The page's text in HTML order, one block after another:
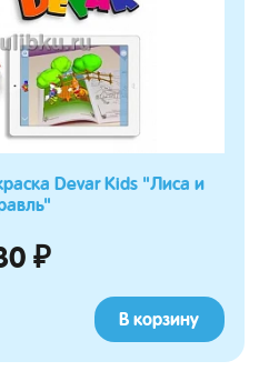
Devar Kids "Лиса и
₽
В корзину